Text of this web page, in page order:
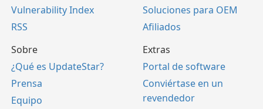
Vulnerability Index
RSS
Soluciones para OEM
Afiliados
Sobre
¿Qué es UpdateStar?
Prensa
Equipo
Extras
Portal de software
Conviértase en un
revendedor